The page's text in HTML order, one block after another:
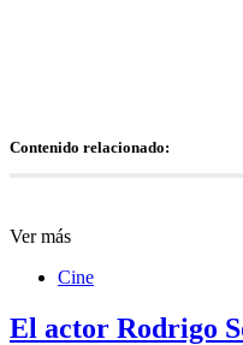
Contenido relacionado:
Ver más
Cine
El actor Rodrigo